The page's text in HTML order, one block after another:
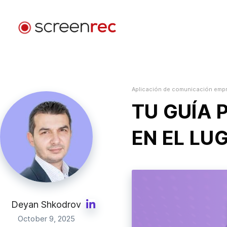
Desarrollo De Software
Envía emails de video, reduce reuniones y mantente
enfocado mientras programas.
Atención Al Cliente
Envía mensajes de video personalizados y resuelve
problemas más rápido.
Diseño
Aplicación de comunicación
TU GUÍA
EN EL
Deyan Shkodrov
October 9, 2025